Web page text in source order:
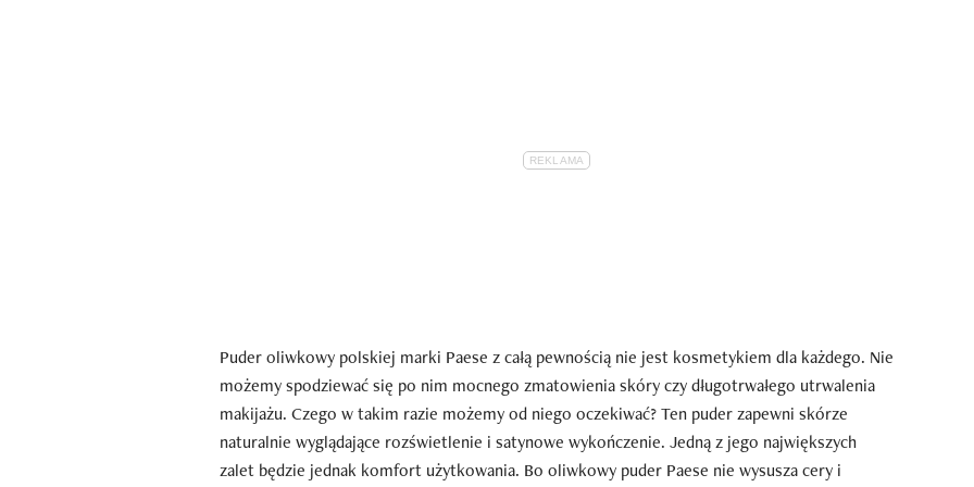
Puder oliwkowy polskiej marki Paese z całą pewnością nie jest kosmetykiem dla każdego. Nie
możemy spodziewać się po nim mocnego zmatowienia skóry czy długotrwałego utrwalenia
makijażu. Czego w takim razie możemy od niego oczekiwać? Ten puder zapewni skórze
naturalnie wyglądające rozświetlenie i satynowe wykończenie. Jedną z jego największych
zalet będzie jednak komfort użytkowania. Bo oliwkowy puder Paese nie wysusza cery i